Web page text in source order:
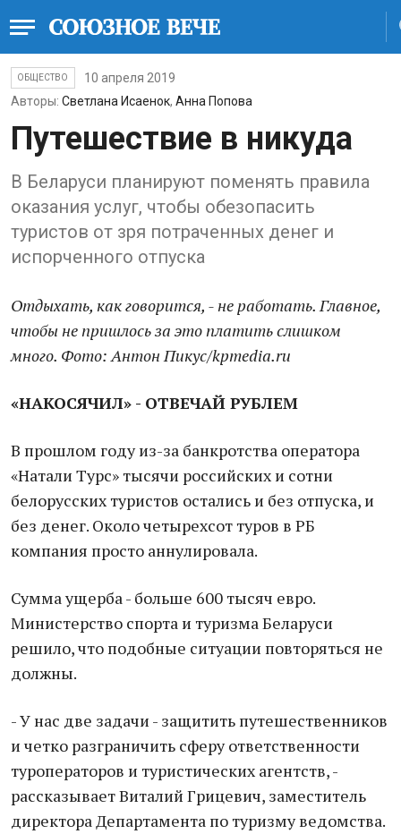
ОБЩЕСТВО
10 апреля 2019
Авторы: Светлана Исаенок, Анна Попова
Путешествие в никуда
В Беларуси планируют поменять правила
оказания услуг, чтобы обезопасить
туристов от зря потраченных денег и
испорченного отпуска
Отдыхать, как говорится, - не работать. Главное,
чтобы не пришлось за это платить слишком
много. Фото: Антон Пикус/kpmedia.ru
«НАКОСЯЧИЛ» - ОТВЕЧАЙ РУБЛЕМ
В прошлом году из-за банкротства оператора
«Натали Турс» тысячи российских и сотни
белорусских туристов остались и без отпуска, и
без денег. Около четырехсот туров в РБ
компания просто аннулировала.
Сумма ущерба - больше 600 тысяч евро.
Министерство спорта и туризма Беларуси
решило, что подобные ситуации повторяться не
должны.
- У нас две задачи - защитить путешественников
и четко разграничить сферу ответственности
туроператоров и туристических агентств, -
рассказывает Виталий Грицевич, заместитель
директора Департамента по туризму ведомства.